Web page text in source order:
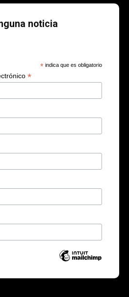
noticia
* indica que es obligatorio
*